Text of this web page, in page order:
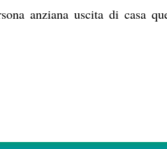
anziana uscita di casa